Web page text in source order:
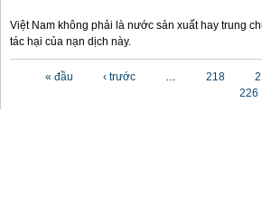
Việt Nam không phải là nước sản xuất hay trung
tác hại của nạn dịch này.
« đầu ‹ trước … 218
226